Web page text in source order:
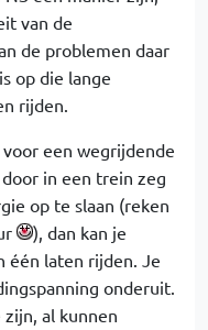
van de
de problemen daar
op die lange
rijden.
een wegrijdende
in een trein zeg
op te slaan (reken
), dan kan je
één laten rijden. Je
onderuit.
al kunnen